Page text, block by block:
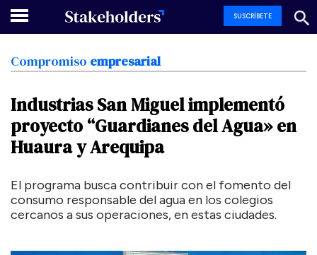
SUSCRÍBETE
Compromiso empresarial
Industrias SanMiguelimplementó
proyecto “Guardianes delAgua» en
HuaurayArequipa
El programa busca contribuir con el fomento del
consumo responsable del agua en los colegios
cercanos a sus operaciones, en estas ciudades.